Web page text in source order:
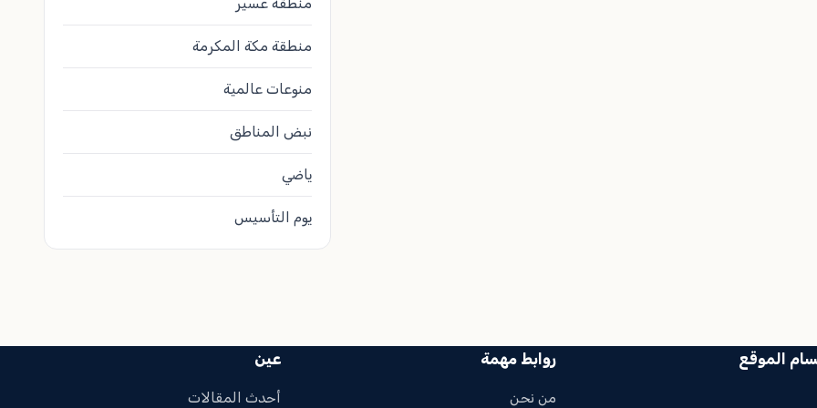
منطقة مكة المكرمة
منوعات عالمية
نبض المناطق
ياضي
يوم التأسيس
الموقع روابط مهمة
من نحن
عين
أحدث المقالات